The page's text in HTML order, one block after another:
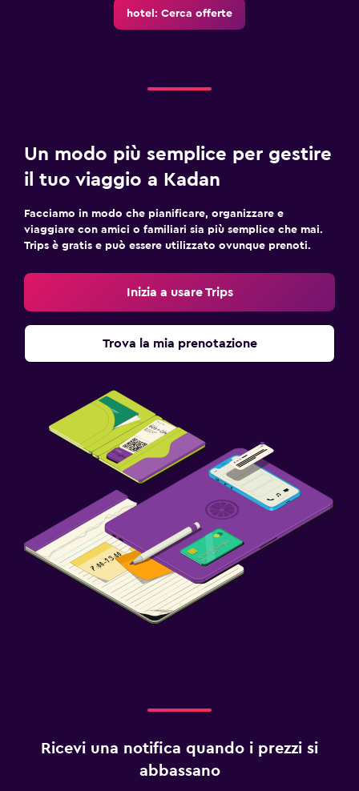
hotel: Cerca offerte
Un modo più semplice per gestire
il tuo viaggio a Kadan
Facciamo in modo che pianificare, organizzare e
viaggiare con amici o familiari sia più semplice che mai.
Trips è gratis e può essere utilizzato ovunque prenoti.
Inizia a usare Trips
Trova la mia prenotazione
Ricevi una notifica quando i prezzi si
abbassano